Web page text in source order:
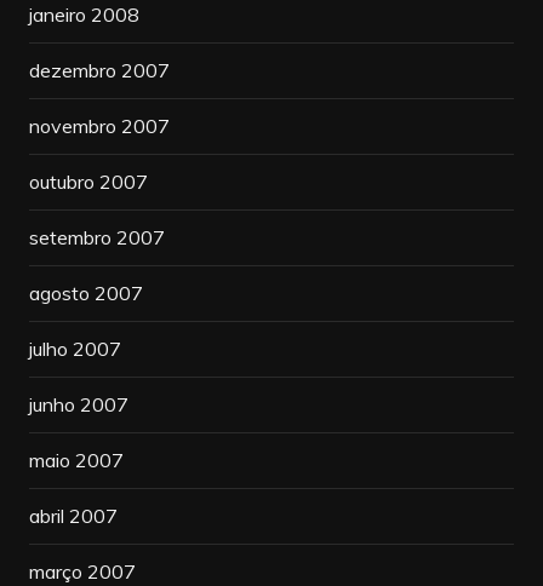
janeiro 2008
dezembro 2007
novembro 2007
outubro 2007
setembro 2007
agosto 2007
julho 2007
junho 2007
maio 2007
abril 2007
março 2007